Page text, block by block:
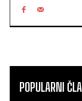
POPULARNI